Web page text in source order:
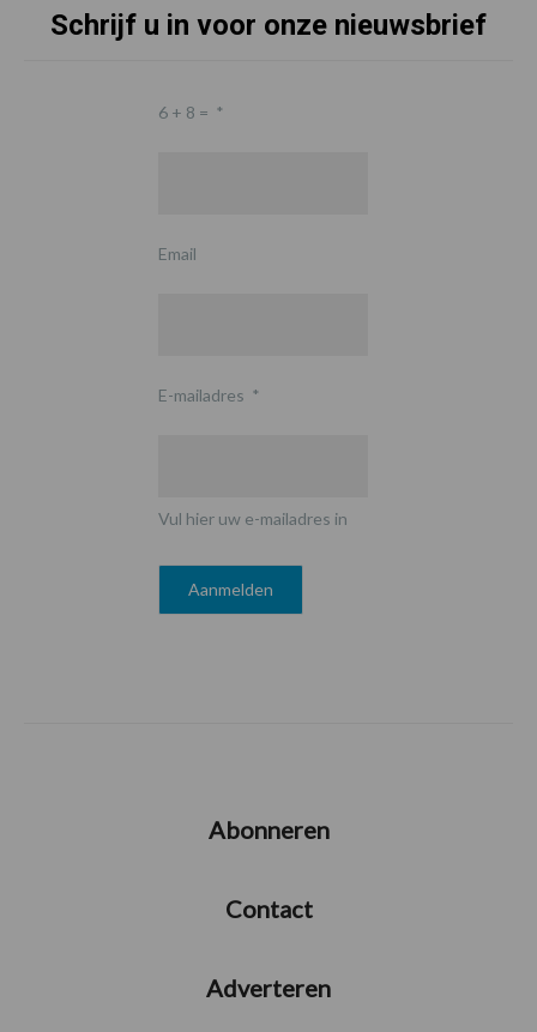
Schrijf u in voor onze nieuwsbrief
6 + 8 = *
Email
E-mailadres *
Vul hier uw e-mailadres in
Abonneren
Contact
Adverteren